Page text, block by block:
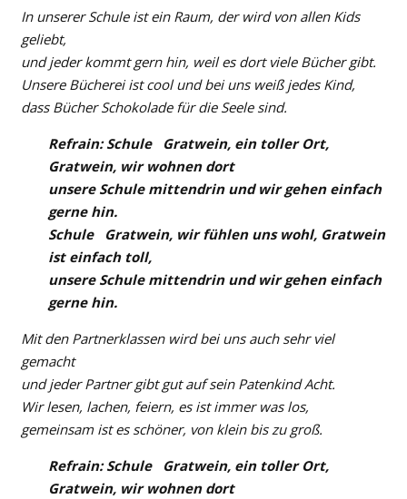
In unserer Schule ist ein Raum, der wird von allen Kids
geliebt,
und jeder kommt gern hin, weil es dort viele Bücher gibt.
Unsere Bücherei ist cool und bei uns weiß jedes Kind,
dass Bücher Schokolade für die Seele sind.
Refrain: Schule Gratwein, ein toller Ort,
Gratwein, wir wohnen dort
unsere Schule mittendrin und wir gehen einfach
gerne hin.
Schule Gratwein, wir fühlen uns wohl, Gratwein
ist einfach toll,
unsere Schule mittendrin und wir gehen einfach
gerne hin.
Mit den Partnerklassen wird bei uns auch sehr viel
gemacht
und jeder Partner gibt gut auf sein Patenkind Acht.
Wir lesen, lachen, feiern, es ist immer was los,
gemeinsam ist es schöner, von klein bis zu groß.
Refrain: Schule Gratwein, ein toller Ort,
Gratwein, wir wohnen dort